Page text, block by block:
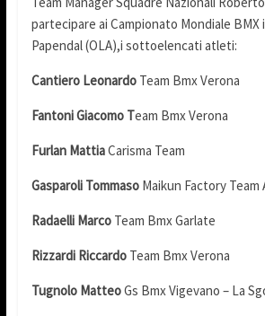
partecipare ai Campionato Mondiale BMX
Papendal (OLA),i sottoelencati atleti:
Cantiero LeonardoTeam Bmx Verona
Fantoni Giacomo Team Bmx Verona
Furlan MattiaCarisma Team
Gasparoli Tommaso Maikun Factory Team
Radaelli MarcoTeam Bmx Garlate
Rizzardi RiccardoTeam Bmx Verona
Tugnolo MatteoGs Bmx Vigevano – La